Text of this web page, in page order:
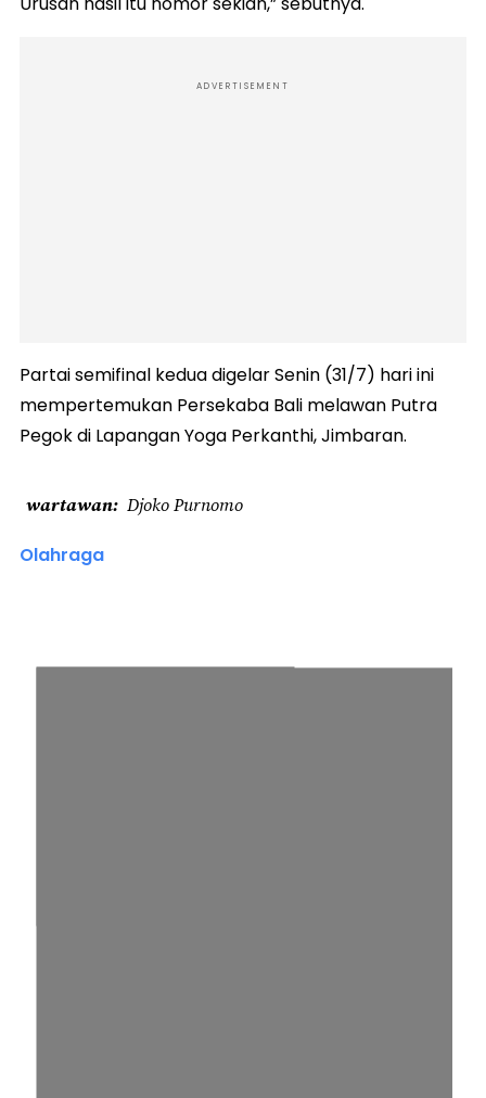
ADVERTISEMENT
Partai semifinal kedua digelar Senin (31/7) hari ini
mempertemukan Persekaba Bali melawan Putra
Pegok di Lapangan Yoga Perkanthi, Jimbaran.
wartawan Djoko Purnomo
Olahraga